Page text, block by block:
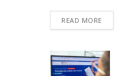
READ MORE